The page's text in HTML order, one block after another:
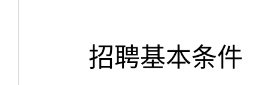
招聘基本条件